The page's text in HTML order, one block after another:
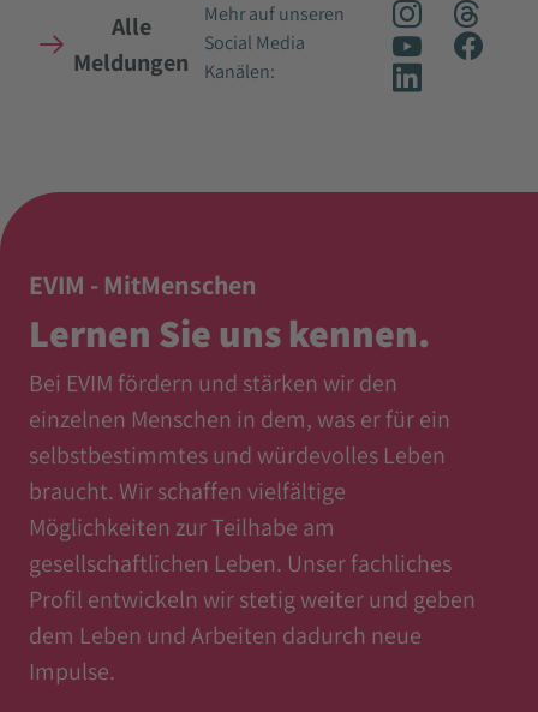
Alle
Meldungen
Mehr auf unseren
Social Media
Kanälen:
EVIM - MitMenschen
Lernen Sie uns kennen.
Bei EVIM fördern und stärken wir den
einzelnen Menschen in dem, was er für ein
selbstbestimmtes und würdevolles Leben
braucht. Wir schaffen vielfältige
Möglichkeiten zur Teilhabe am
gesellschaftlichen Leben. Unser fachliches
Profil entwickeln wir stetig weiter und geben
dem Leben und Arbeiten dadurch neue
Impulse.